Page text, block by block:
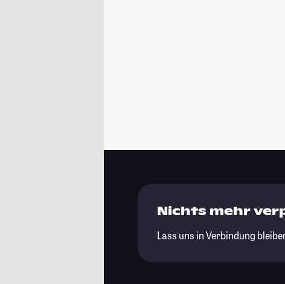
Nichts mehr
Lass uns in Verbindung